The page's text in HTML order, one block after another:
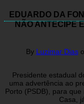
EDUARDO DA
NÃO ANTECIPE
By Luzimar Dias
Presidente estadual
uma advertência ao
Porto (PSDB), para
Casa,